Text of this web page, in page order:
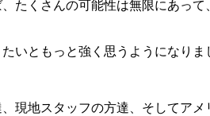
たくさんの可能性は無限にあっ
いともっと強く思うようになりま
現地スタッフの方達、そしてア